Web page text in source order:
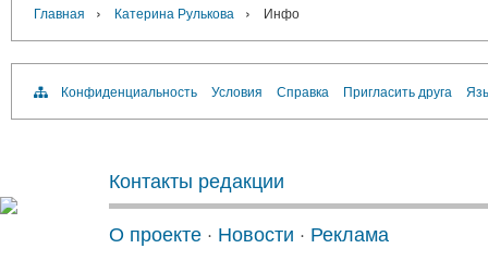
Главная › Катерина Рулькова › Инфо
Конфиденциальность Условия Справка Пригласить друга
Контакты редакции
О проекте · Новости · Реклама